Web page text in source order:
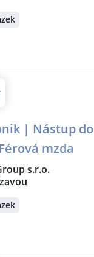
| Nástup do
mzda
s.r.o.